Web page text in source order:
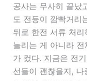
공사는 무사히 끝났
도 전등이 깜빡거리
뒤로 한전 서류 처
늘리는 게 아니라
가 컸다. 지금은 전
선들이 괜찮을지,